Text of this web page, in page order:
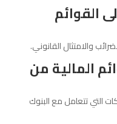
القوائم
والامتثال القانوني.
المالية من
التي تتعامل مع البنوك